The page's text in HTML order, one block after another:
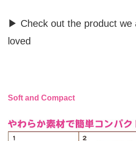
▶ Check out the product we
loved
Soft and Compact